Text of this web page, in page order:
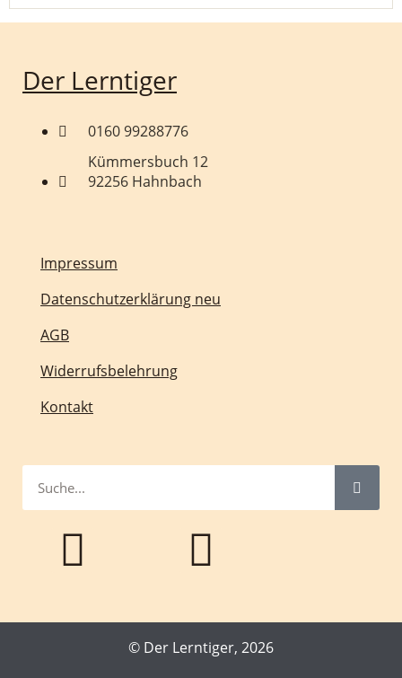
Der Lerntiger
0160 99288776
Kümmersbuch 12
92256 Hahnbach
Impressum
Datenschutzerklärung neu
AGB
Widerrufsbelehrung
Kontakt
© Der Lerntiger, 2026